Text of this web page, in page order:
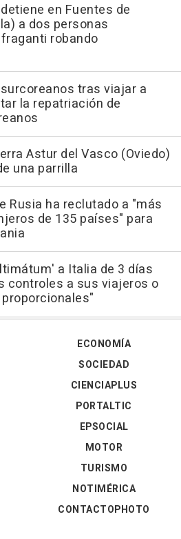
en Fuentes de
a dos personas
robando
tras viajar a
la repatriación de
Astur del Vasco (Oviedo)
una parrilla
Rusia ha reclutado a "más
de 135 países" para
a Italia de 3 días
controles a sus viajeros o
ECONOMÍA
SOCIEDAD
CIENCIAPLUS
PORTALTIC
EPSOCIAL
MOTOR
TURISMO
NOTIMÉRICA
CONTACTOPHOTO